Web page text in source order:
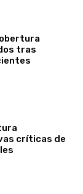
tras
críticas de